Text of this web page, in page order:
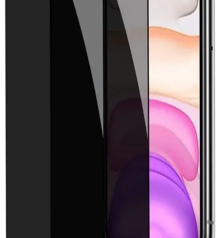
ve şık tasarımıyla estetik ve dayanıklı koruma sağlar, hafif yapısı ve
renk seçenekleriyle kullanıcıların beğenisini kazanıyor.
Huawei Nova 10 Pro için Şık ve Dayanıklı Silikon
Kılıf Ürün İncelemesi
Huawei Nova 10 Pro modeli için tasarlanmış silikon kılıf, estetik
görünüm ve üstün koruma sağlar. İnce yapısı, kolay erişim ve
dayanıklılığıyla kullanıcıların favorisi olur.
Realme 11 4G için şık ve dayanıklı silikon kılıf ile
Realme 11 4G için tasarlanan silikon kılıf, dayanıklı ve şık yapısıyla
telefonunuzu korurken estetik bir görünüm sunar. Hafif ve tam
Voyo Huawei P Smart Pro 2019 Kılıfı: Şık Tasarım
ve Maksimum Koruma Sağlayan Silikon Kılıf
dayanıklılığıyla telefonunuzu çizilmelere ve darbelere karşı korur.
Renk seçenekleriyle kişisel tarzınıza uygun, kullanım kolaylığı
sağlayan bu silikon kılıf, uzun ömürlü ve güvenilir bir aksesuar.